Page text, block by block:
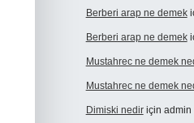
Berberi arap ne demek
Berberi arap ne demek
Mustahrec ne demek
Mustahrec ne demek
Dimiski nediriçin admin